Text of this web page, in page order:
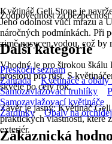
Květináč Geli Stone je
Jeho odolnost vůči mrazu a
náročných podmínkách. Při
zimě nasycen vodou, což by
Vhodný je pro širokou škálu
prostoru pro růst. S
skvěle po celý rok.
Závěr je jasný: Květináč
praktických vlastností, které
exteriér.
Zodpovědnost za
Další kategorie
Přeskočit seznam
Zahrada
Květináče a obaly
Samozavlažovací truhlíky
Samozavlažovací květináče
Žardinky
Obaly na
Zákaznická